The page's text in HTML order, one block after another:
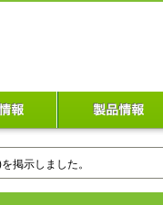
掲示しました。